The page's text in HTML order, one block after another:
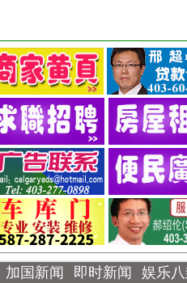
加国新闻 即时新闻 娱乐